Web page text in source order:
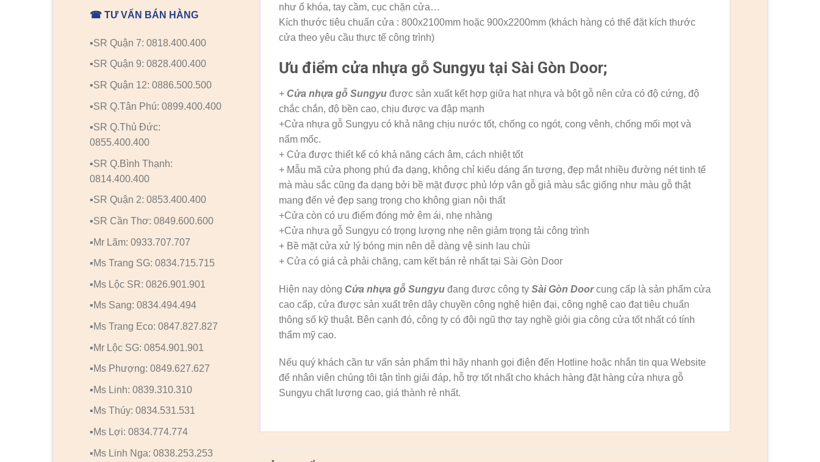
☎ TƯ VẤN BÁN HÀNG
▪️SR Quận 7: 0818.400.400
▪️SR Quận 9: 0828.400.400
▪️SR Quận 12: 0886.500.500
▪️SR Q.Tân Phú: 0899.400.400
▪️SR Q.Thủ Đức:
0855.400.400
▪️SR Q.Bình Thạnh:
0814.400.400
▪️SR Quận 2: 0853.400.400
▪️SR Cần Thơ: 0849.600.600
▪️Mr Lãm: 0933.707.707
▪️Ms Trang SG: 0834.715.715
▪️Ms Lộc SR: 0826.901.901
▪️Ms Sang: 0834.494.494
▪️Ms Trang Eco: 0847.827.827
▪️Mr Lộc SG: 0854.901.901
▪️Ms Phượng: 0849.627.627
▪️Ms Linh: 0839.310.310
▪️Ms Thúy: 0834.531.531
▪️Ms Lợi: 0834.774.774
▪️Ms Linh Nga: 0838.253.253
như ổ khóa, tay cầm, cục chặn cửa…
Kích thước tiêu chuẩn cửa : 800x2100mm hoặc 900x2200mm (khách hàng có thể đặt kích thước
cửa theo yêu cầu thực tế công trình)
Ưu điểm cửa nhựa gỗ Sungyu tại Sài Gòn Door;
+ Cửa nhựa gỗ Sungyuđược sản xuất kết hợp giữa hạt nhựa và bột gỗ nên cửa có độ cứng, độ
chắc chắn, độ bền cao, chịu được va đập mạnh
+Cửa nhựa gỗ Sungyu có khả năng chịu nước tốt, chống co ngót, cong vênh, chống mối mọt và
nấm mốc.
+ Cửa được thiết kế có khả năng cách âm, cách nhiệt tốt
+ Mẫu mã cửa phong phú đa dạng, không chỉ kiểu dáng ấn tượng, đẹp mắt nhiều đường nét tinh tế
mà màu sắc cũng đa dạng bởi bề mặt được phủ lớp vân gỗ giả màu sắc giống như màu gỗ thật
mang đến vẻ đẹp sang trọng cho không gian nội thất
+Cửa còn có ưu điểm đóng mở êm ái, nhẹ nhàng
+Cửa nhựa gỗ Sungyu có trọng lượng nhẹ nên giảm trọng tải công trình
+ Bề mặt cửa xử lý bóng mịn nên dễ dàng vệ sinh lau chùi
+ Cửa có giá cả phải chăng, cam kết bán rẻ nhất tại Sài Gòn Door
Hiện nay dòng Cửa nhựa gỗ Sungyuđang được công ty Sài Gòn Doorcung cấp là sản phẩm cửa
cao cấp, cửa được sản xuất trên dây chuyền công nghệ hiện đại, công nghệ cao đạt tiêu chuẩn
thông số kỹ thuật. Bên cạnh đó, công ty có đội ngũ thợ tay nghề giỏi gia công cửa tốt nhất có tính
thẩm mỹ cao.
Nếu quý khách cần tư vấn sản phẩm thì hãy nhanh gọi điện đến Hotline hoặc nhắn tin qua Website
để nhân viên chúng tôi tận tình giải đáp, hỗ trợ tốt nhất cho khách hàng đặt hàng cửa nhựa gỗ
Sungyu chất lượng cao, giá thành rẻ nhất.